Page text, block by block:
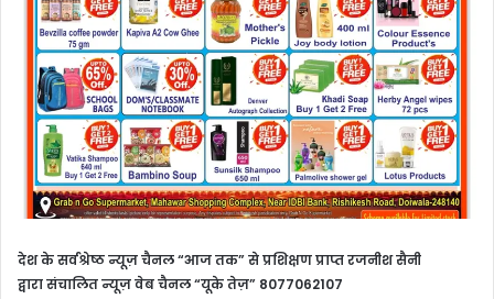
देश के सर्वश्रेष्ठ न्यूज़ चैनल “आज तक” से प्रशिक्षण प्राप्तरजनीश सैनी
द्वारा संचालित न्यूज़ वेब चैनल “यूके तेज़” 8077062107